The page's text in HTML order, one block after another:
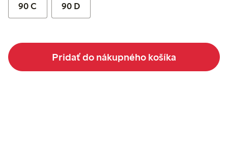
90 C 90 D
Pridať do nákupného košíka